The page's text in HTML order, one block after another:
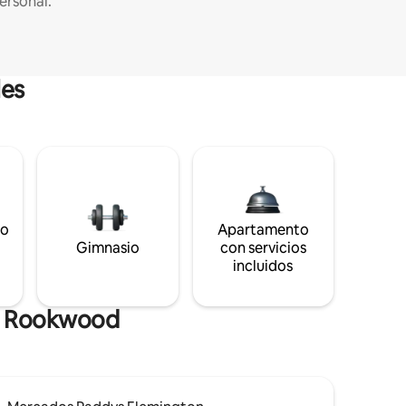
Gimnasio
Apartamento
con servicios
incluidos